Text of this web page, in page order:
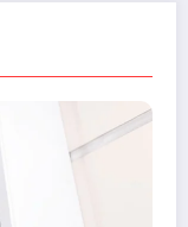
NORTH AIR